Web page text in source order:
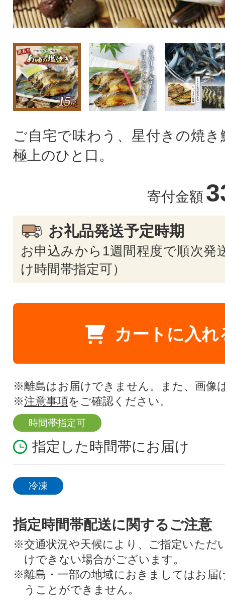
ご自宅で味わう、星付きの焼
極上のひと口。
寄付金額
お礼品発送予定時期
お申込みから1週間程度で順次発
け時間帯指定可）
カートに入れ
※離島はお届けできません。また、画像
※注意事項をご確認ください。
時間帯指定可
指定した時間帯にお届け
冷凍
指定時間帯配送に関するご注意
※交通状況や天候により、ご指定いただ
けできない場合がございます。
※離島・一部の地域におきましてはお届
うことができません。